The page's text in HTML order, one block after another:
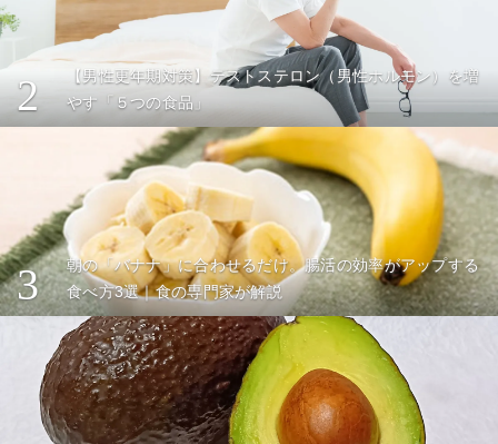
2
【男性更年期対策】テストステロン（男性ホルモン）を増
やす「５つの食品」
3
朝の「バナナ」に合わせるだけ。腸活の効率がアップする
食べ方3選｜食の専門家が解説